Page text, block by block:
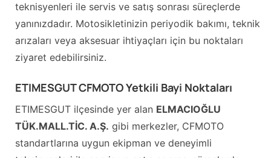
teknisyenleri ile servis ve satış sonrası süreçlerde
yanınızdadır. Motosikletinizin periyodik bakımı, teknik
arızaları veya aksesuar ihtiyaçları için bu noktaları
ziyaret edebilirsiniz.
ETIMESGUT CFMOTO Yetkili Bayi Noktaları
ETIMESGUT ilçesinde yer alan ELMACIOĞLU
TÜK.MALL.TİC. A.Ş. gibi merkezler, CFMOTO
standartlarına uygun ekipman ve deneyimli